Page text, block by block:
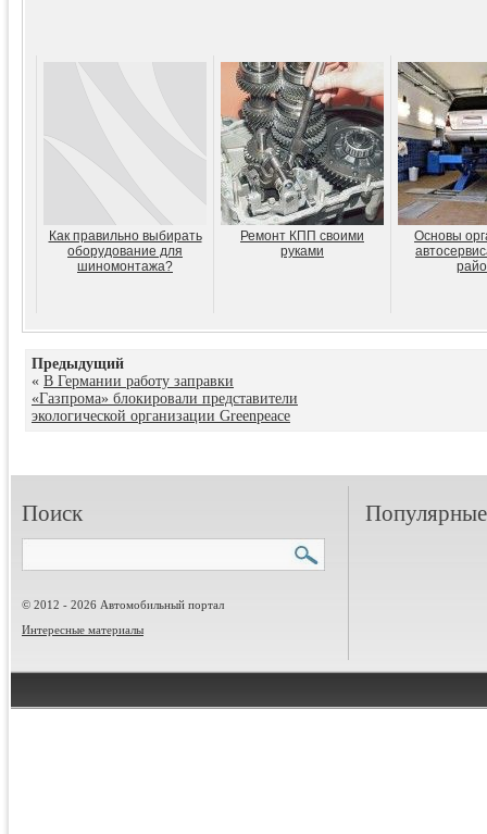
Как правильно выбирать
оборудование для
шиномонтажа?
Ремонт КПП своими
руками
Основы
Предыдущий
« В Германии работу заправки
«Газпрома» блокировали представители
экологической организации Greenpeace
Поиск
© 2012 - 2026 Автомобильный портал
Интересные материалы
Популярные